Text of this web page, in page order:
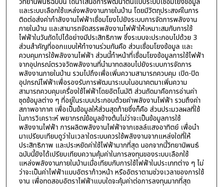
และระบบเลือกใช้แหล่งพลังงานภายในบ้าน โดยมีวัตถุประสงค์ในการ
ติดต่อส่งค่ากำลังงานไฟฟ้าเชื่อมโยงไปยังระบบการจัดการพลังงาน
ภายในบ้าน และสามารถจัดสรรพลังงานไฟฟ้าให้เหมาะสมกับการใช้
ไฟฟ้าในวันถัดไปได้อย่างมีประสิทธิภาพ ซึ่งระบบจะประกอบไปด้วย 3
ส่วนสำคัญที่ออกแบบให้ทำงานร่วมกันคือ ส่วนเชื่อมโยงข้อมูล และ
ควบคุมการใช้พลังงานไฟฟ้า ส่วนนี้ทำหน้าที่เชื่อมโยงข้อมูลการใช้ไฟฟ้า
จากอุปกรณ์ตรวจวัดพลังงานที่นำมาทดสอบไปยังระบบการจัดการ
พลังงานภายในบ้าน รวมไปถึงเพื่อเพิ่มความสามารถควบคุม เปิด-ปิด
อุปกรณ์ไฟฟ้าเพื่อรองรับการพัฒนาระบบในอนาคตมาเพิ่มความ
สามารถควบคุมเครื่องใช้ไฟฟ้าโดยอัตโนมัติ ส่วนถัดมาคือการอ่านค่า
ชุดข้อมูลต่าง ๆ ที่อยู่ในระบบประกอบด้วยค่าพลังงานไฟฟ้า รวมถึงค่า
สภาพอากาศ เพื่อเป็นข้อมูลให้ส่วนสุดท้ายซึ่งก็คือ ส่วนประมวลผลที่ใช้
ในการวิเคราะห์ พยากรณ์ข้อมูลข้างต้นไม่ว่าจะเป็นข้อมูลการใช้
พลังงานไฟฟ้า การผลิตพลังงานไฟฟ้าจากเซลล์แสงอาทิตย์ เพื่อนำ
มาเปรียบเทียบดูว่าในเวลาใดระบบควรใช้พลังงานจากแหล่งใดที่ให้
ประสิทธิภาพ และประหยัดค่าใช้ไฟฟ้ามากที่สุด นอกจากนี้วิทยานิพนธ์
ฉบับนี้ยังได้เปรียบเทียบความคุ้มค่าในการลงทุนของระบบเลือกใช้
แหล่งพลังงานภายในบ้านเมื่อเทียบกับการใช้ไฟฟ้าในประเภทต่าง ๆ ไม่
ว่าจะเป็นค่าไฟฟ้าแบบอัตราก้าวหน้า หรืออัตราตามช่วงเวลาของการใช้
งาน เพื่อทดสอบอัตราไฟฟ้าแบบใดจะคุ้มค่าต่อการลงทุนมากที่สุด